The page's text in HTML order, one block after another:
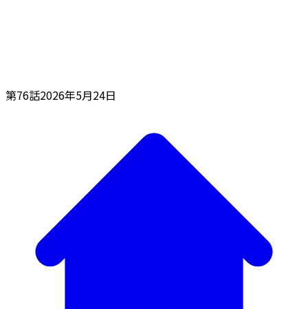
第76話2026年5月24日